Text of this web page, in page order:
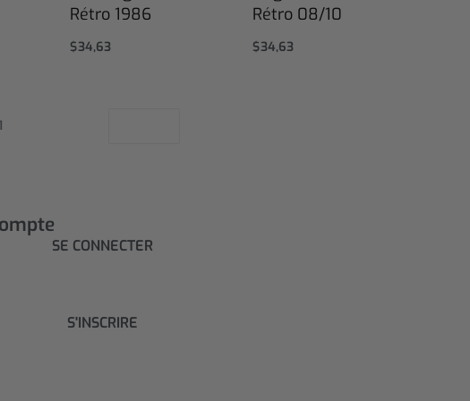
Rétro 1986
$34,63
Rétro 08/10
$34,63
SE CONNECTER
S'INSCRIRE